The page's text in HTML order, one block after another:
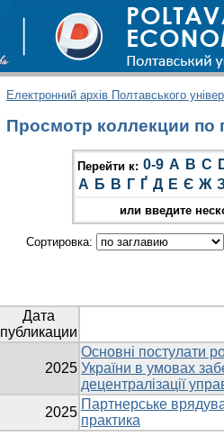
Електронний архів Полтавського
Просмотр коллекции по
Перейти к: 0-9 A B C
А Б В Г Ґ Д Е Є Ж
или введите
Сортировка:
Дата
публикации
2025
Основні постулати
України в умовах
децентралізації
2025
Партнерське
практика